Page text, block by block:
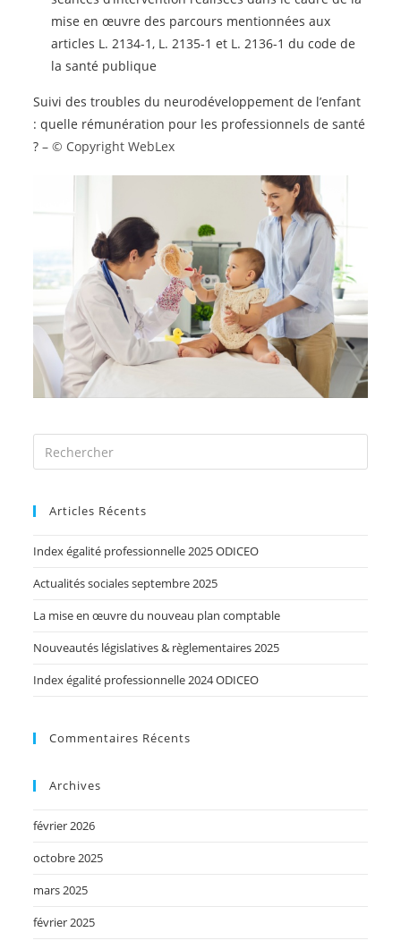
mise en œuvre des parcours mentionnées aux
articles L. 2134-1, L. 2135-1 et L. 2136-1 du code de
la santé publique
Suivi des troubles du neurodéveloppement de l’enfant
: quelle rémunération pour les professionnels de santé
? – © Copyright WebLex
Articles Récents
Index égalité professionnelle 2025 ODICEO
Actualités sociales septembre 2025
La mise en œuvre du nouveau plan comptable
Nouveautés législatives & règlementaires 2025
Index égalité professionnelle 2024 ODICEO
Commentaires Récents
Archives
février 2026
octobre 2025
mars 2025
février 2025